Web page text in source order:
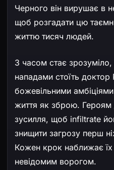
Черного він вирушає в
щоб розгадати цю
життю тисяч людей.
З часом стає
нападами стоїть
божевільними
життя як зброю. Героям
зусилля, щоб infiltrate
знищити загрозу перш
Кожен крок наближає
невідомим ворогом.